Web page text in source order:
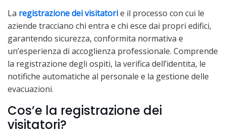
La registrazione dei visitatorie il processo con cui le
aziende tracciano chi entra e chi esce dai propri edifici,
garantendo sicurezza, conformita normativa e
un’esperienza di accoglienza professionale. Comprende
la registrazione degli ospiti, la verifica dell’identita, le
notifiche automatiche al personale e la gestione delle
evacuazioni.
Cos’e la registrazione dei
visitatori?